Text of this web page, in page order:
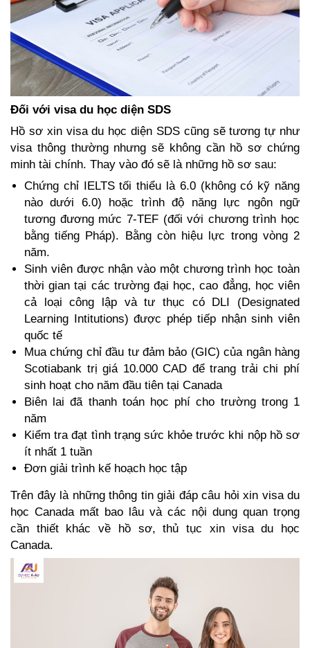
Đối với visa du học diện SDS
Hồ sơ xin visa du học diện SDS cũng sẽ tương tự như
visa thông thường nhưng sẽ không cần hồ sơ chứng
minh tài chính. Thay vào đó sẽ là những hồ sơ sau:
Chứng chỉ IELTS tối thiểu là 6.0 (không có kỹ năng
nào dưới 6.0) hoặc trình độ năng lực ngôn ngữ
tương đương mức 7-TEF (đối với chương trình học
bằng tiếng Pháp). Bằng còn hiệu lực trong vòng 2
năm.
Sinh viên được nhận vào một chương trình học toàn
thời gian tại các trường đại học, cao đẳng, học viên
cả loại công lập và tư thục có DLI (Designated
Learning Intitutions) được phép tiếp nhận sinh viên
quốc tế
Mua chứng chỉ đầu tư đảm bảo (GIC) của ngân hàng
Scotiabank trị giá 10.000 CAD để trang trải chi phí
sinh hoạt cho năm đầu tiên tại Canada
Biên lai đã thanh toán học phí cho trường trong 1
năm
Kiểm tra đạt tình trạng sức khỏe trước khi nộp hồ sơ
ít nhất 1 tuần
Đơn giải trình kế hoạch học tập
Trên đây là những thông tin giải đáp câu hỏi xin visa du
học Canada mất bao lâu và các nội dung quan trọng
cần thiết khác về hồ sơ, thủ tục xin visa du học
Canada.